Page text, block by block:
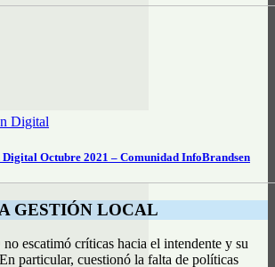
Digital
Digital Octubre 2021 – Comunidad InfoBrandsen
GESTIÓN LOCAL
escatimó críticas hacia el intendente y su
particular, cuestionó la falta de políticas